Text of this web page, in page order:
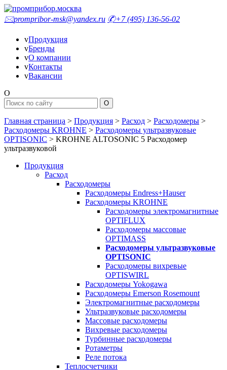
🖂prompribor-msk@yandex.ru ✆+7 (495) 136-56-02
vПродукция
vБренды
vО компании
vКонтакты
vВакансии
O
Главная страница > Продукция > Расход > Расходомеры >
Расходомеры KROHNE > Расходомеры ультразвуковые
OPTISONIC > KROHNE ALTOSONIC 5 Расходомер
ультразвуковой
Продукция
Расход
Расходомеры
Расходомеры Endress+Hauser
Расходомеры KROHNE
Расходомеры электромагнитные
OPTIFLUX
Расходомеры массовые
OPTIMASS
Расходомеры ультразвуковые
OPTISONIC
Расходомеры вихревые
OPTISWIRL
Расходомеры Yokogawa
Расходомеры Emerson Rosemount
Электромагнитные расходомеры
Ультразвуковые расходомеры
Массовые расходомеры
Вихревые расходомеры
Турбинные расходомеры
Ротаметры
Реле потока
Теплосчетчики